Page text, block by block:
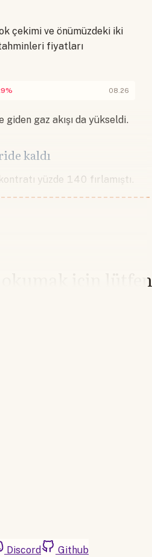
çekimi ve önümüzdeki iki
fiyatları
08.26
gaz akışı da yükseldi.
kaldı
yüzde 140 fırlamıştı.
okumak için lütfen
Discord
Github